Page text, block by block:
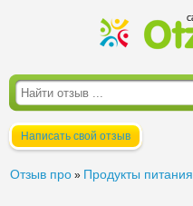
Написать свой отзыв
Отзыв про » Продукты питания